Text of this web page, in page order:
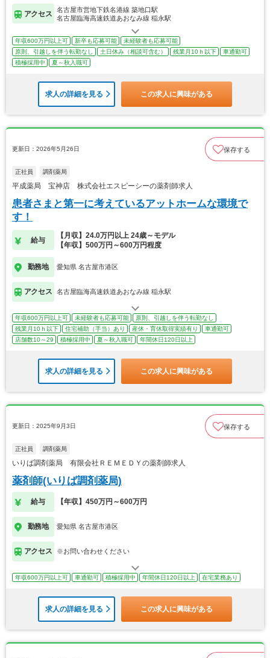
アクセス
名古屋市営地下鉄名港線 築地口駅
名古屋臨海高速鉄道あおなみ線 稲永駅
年収600万円以上可 新卒も応募可能
未経験者も応募可能
原則、引越しを伴う転勤なし
土日休み（相談可含む） 残業月10ｈ以下
車通勤可
積極採用中
夏～秋入職可
求人の詳細を見る この求人に興味がある
更新日：2026年5月26日 保存する
正社員 調剤薬局
平成薬局 宝神店 株式会社エスピーシーの薬剤師求人
患者さまと第一に考えているアットホームな環境で
す！
給与
【月収】24.0万円以上 24歳～モデル
【年収】500万円～600万円程度
勤務地 愛知県 名古屋市港区
アクセス 名古屋臨海高速鉄道あおなみ線 稲永駅
年収600万円以上可 未経験者も応募可能
原則、引越しを伴う転勤なし
残業月10ｈ以下
住宅補助（手当）あり 産休・育休取得実績有り
車通勤可
店舗数10～29
積極採用中 夏～秋入職可 年間休日120日以上
求人の詳細を見る この求人に興味がある
更新日：2025年9月3日 保存する
正社員 調剤薬局
いりば調剤薬局 有限会社ＲＥＭＥＤＹの薬剤師求人
薬剤師(いりば調剤薬局)
給与 【年収】450万円～600万円
勤務地 愛知県 名古屋市港区
アクセス ※お問い合わせください
年収600万円以上可 車通勤可 積極採用中 年間休日120日以上 在宅業務あり
求人の詳細を見る この求人に興味がある